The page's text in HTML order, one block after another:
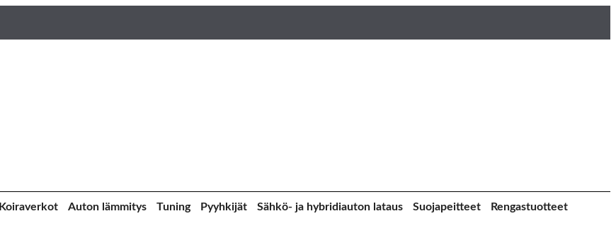
Koiraverkot Auton lämmitys Tuning Pyyhkijät Sähkö- ja hybridiauton lataus Suojapeitteet
Rengastuotteet